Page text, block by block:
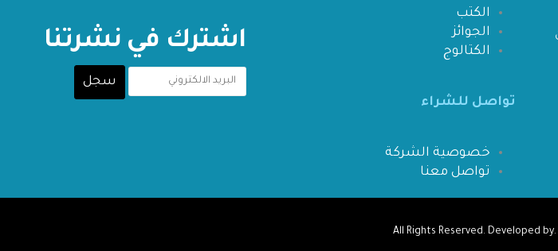
الكتب
الجوائز
الكتالوج
تواصل للشراء
خصوصية الشركة
تواصل معنا
اشترك في نشرتنا